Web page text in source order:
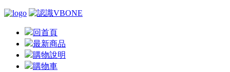
回首頁
最新商品
購物說明
購物車